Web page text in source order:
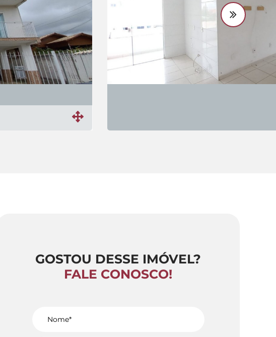
GOSTOU DESSE IMÓVEL?
FALE CONOSCO!